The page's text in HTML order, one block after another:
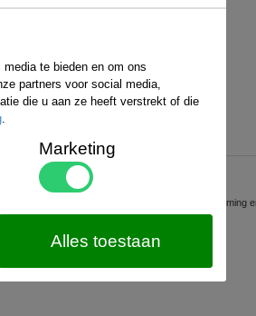
De kosten hiervoor hangt af van de bestemming
kijken op de website vanPostNL.
te bieden en om ons
partners voor social media,
die u aan ze heeft verstrekt of die
.
Marketing
Alles toestaan